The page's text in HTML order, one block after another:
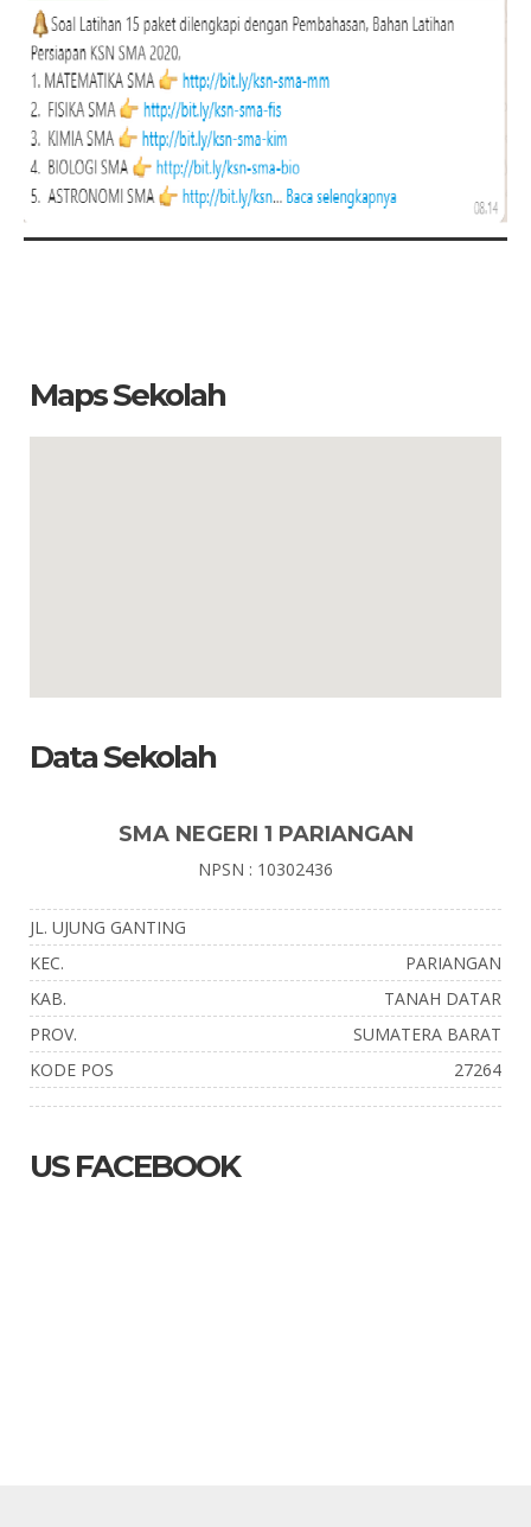
Maps Sekolah
Data Sekolah
SMA NEGERI 1 PARIANGAN
NPSN : 10302436
JL. UJUNG GANTING
KEC.
PARIANGAN
KAB.
TANAH DATAR
PROV.
SUMATERA BARAT
KODE POS
27264
US FACEBOOK